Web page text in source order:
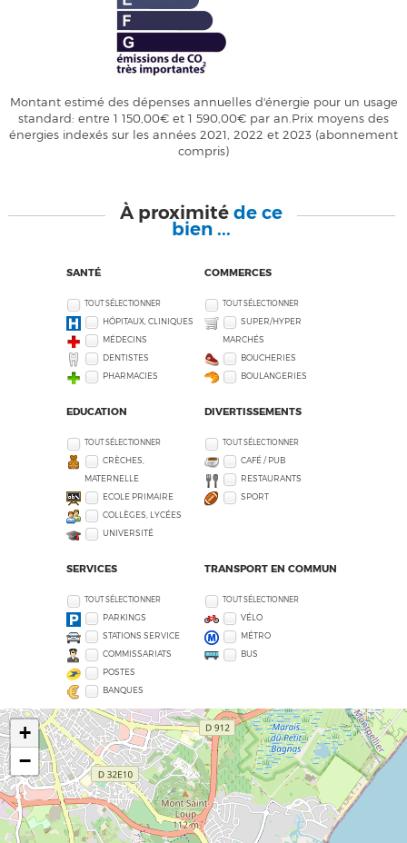
Montant estimé des dépenses annuelles d'énergie pour un usage
standard: entre 1 150,00€ et 1 590,00€ par an.Prix moyens des
énergies indexés sur les années 2021, 2022 et 2023 (abonnement
compris)
À proximitéde ce
bien ...
SANTÉ
TOUT SÉLECTIONNER
HÔPITAUX, CLINIQUES
MÉDECINS
DENTISTES
PHARMACIES
COMMERCES
TOUT SÉLECTIONNER
SUPER/HYPER
MARCHÉS
BOUCHERIES
BOULANGERIES
EDUCATION
TOUT SÉLECTIONNER
CRÈCHES,
MATERNELLE
ECOLE PRIMAIRE
COLLÈGES, LYCÉES
UNIVERSITÉ
DIVERTISSEMENTS
TOUT SÉLECTIONNER
CAFÉ / PUB
RESTAURANTS
SPORT
SERVICES
TOUT SÉLECTIONNER
PARKINGS
STATIONS SERVICE
COMMISSARIATS
POSTES
BANQUES
TRANSPORT EN COMMUN
TOUT SÉLECTIONNER
VÉLO
MÉTRO
BUS
+
−